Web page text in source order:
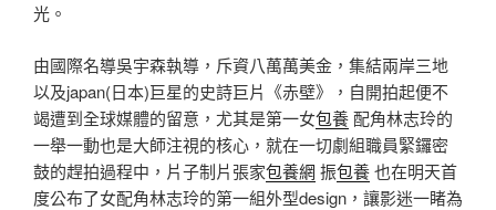
光。
由國際名導吳宇森執導，斥資八萬萬美金，集結兩岸三地
以及japan(日本)巨星的史詩巨片《赤壁》，自開拍起便不
竭遭到全球媒體的留意，尤其是第一女包養配角林志玲的
一舉一動也是大師注視的核心，就在一切劇組職員緊鑼密
鼓的趕拍過程中，片子制片張家包養網 振包養也在明天首
度公布了女配角林志玲的第一組外型design，讓影迷一睹為